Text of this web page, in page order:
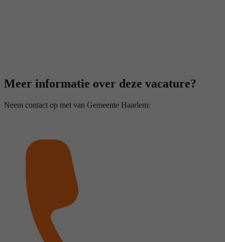
Meer informatie over deze vacature?
Neem contact op met van Gemeente Haarlem: